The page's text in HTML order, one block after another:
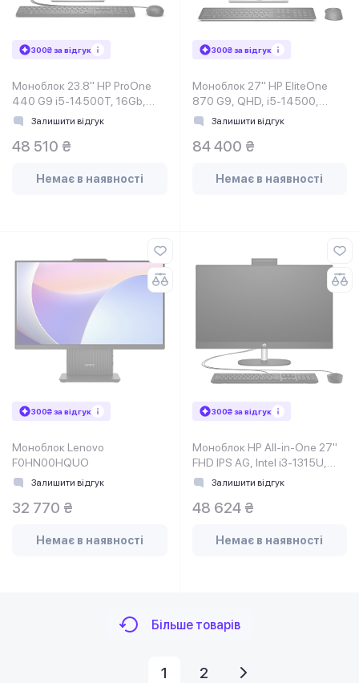
300₴ за відгук
Моноблок 23.8'' HP ProOne
440 G9 i5-14500T, 16Gb,
SSD512Gb, Cam, K&M, WiFi,
Залишити відгук
48 510 ₴
Немає в наявності
300₴ за відгук
Моноблок 27'' HP EliteOne
870 G9, QHD, i5-14500,
16Gb, SSD512Gb, K&M, WiFi,
Залишити відгук
84 400 ₴
Немає в наявності
300₴ за відгук
Моноблок Lenovo
F0HN00HQUO
Залишити відгук
32 770 ₴
Немає в наявності
300₴ за відгук
Моноблок HP All-in-One 27"
FHD IPS AG, Intel i3-1315U,
16GB, F512GB, UMA, WiF
Залишити відгук
48 624 ₴
Немає в наявності
Більше товарів
1 2